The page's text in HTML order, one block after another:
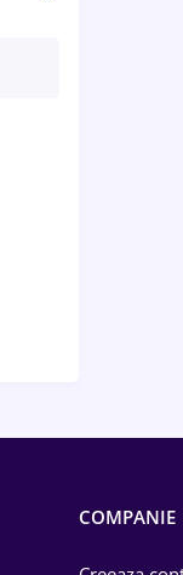
COMPANIE